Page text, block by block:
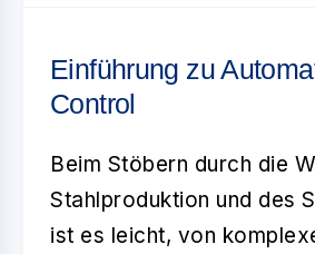
Einführung zu
Control
Beim Stöbern durch die
Stahlproduktion und des
ist es leicht, von